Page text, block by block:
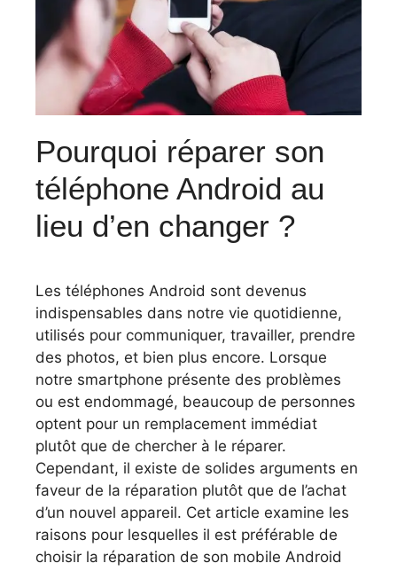
Pourquoi réparer son
téléphone Android au
lieu d’en changer ?
Les téléphones Android sont devenus
indispensables dans notre vie quotidienne,
utilisés pour communiquer, travailler, prendre
des photos, et bien plus encore. Lorsque
notre smartphone présente des problèmes
ou est endommagé, beaucoup de personnes
optent pour un remplacement immédiat
plutôt que de chercher à le réparer.
Cependant, il existe de solides arguments en
faveur de la réparation plutôt que de l’achat
d’un nouvel appareil. Cet article examine les
raisons pour lesquelles il est préférable de
choisir la réparation de son mobile Android